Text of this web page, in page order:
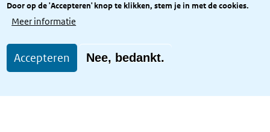
Door op de 'Accepteren' knop te klikken, stem je in met de cookies.
Meer informatie
Accepteren Nee, bedankt.
Toegang site openbaar
Toegankelijkheid